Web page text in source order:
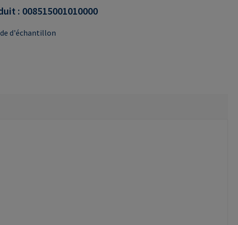
: 008515001010000
d'échantillon